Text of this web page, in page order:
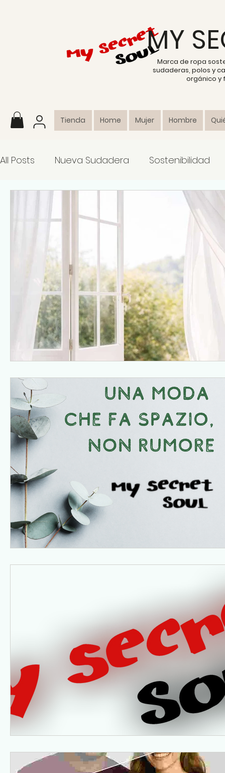
MY
Marca de ropa
sudaderas, polos y
orgánico y
Tienda Home Mujer Hombre
All Posts Nueva Sudadera Sostenibilidad